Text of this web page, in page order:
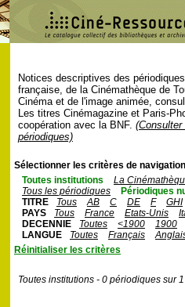
Notices descriptives des
française, de la Cinémathèque de
Cinéma et de l'image animée,
Les titres Cinémagazine et Paris-
coopération avec la BNF.
périodiques)
Sélectionner les critères de
Toutes institutions
La
Tous les périodiques
Périodiques
TITRE
Tous AB C DE F
GHI
PAYS
Tous France Etats-Unis
DECENNIE
Toutes <1900
1900
LANGUE
Toutes Français
Réinitialiser les critères
Toutes institutions - 0 périodiques sur